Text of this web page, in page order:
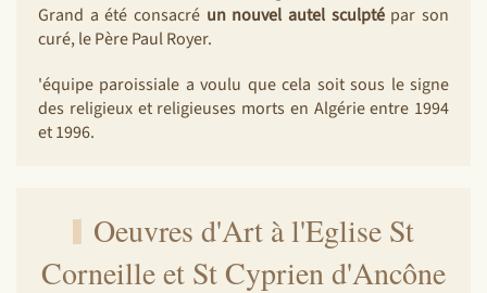
Grand a été consacré un nouvel autel sculptépar son
curé, le Père Paul Royer.
'équipe paroissiale a voulu que cela soit sous le signe
des religieux et religieuses morts en Algérie entre 1994
et 1996.
Oeuvres d'Art à l'Eglise St
Corneille et St Cyprien d'Ancône